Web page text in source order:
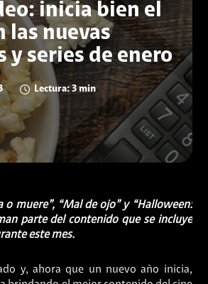
inicia bien el
las nuevas
y series de enero
Lectura: 3 min
o muere”, “Mal de ojo” y “Halloween:
parte del contenido que se incluye
este mes.
y, ahora que un nuevo año inicia,